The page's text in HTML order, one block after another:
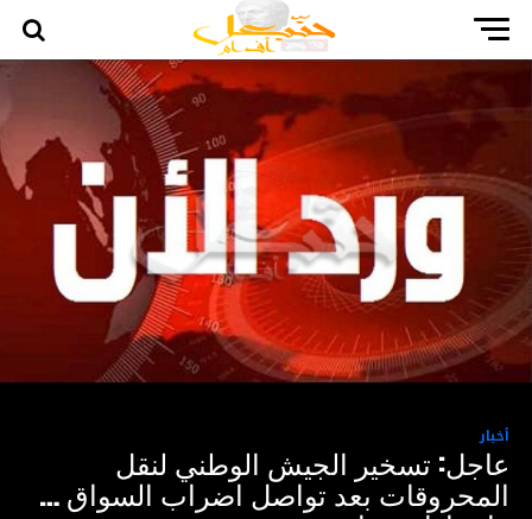
أخبار
عاجل: تسخير الجيش الوطني لنقل
المحروقات بعد تواصل اضراب السواق …